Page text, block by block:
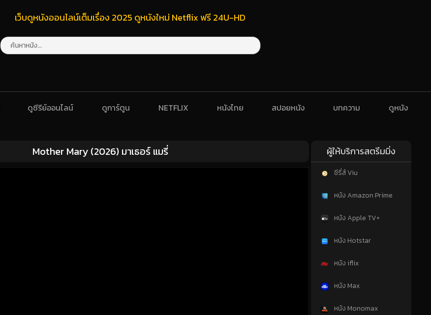
เว็บดูหนังออนไลน์เต็มเรื่อง 2025 ดูหนังใหม่ Netflix ฟรี 24U-HD
ดูซีรีย์ออนไลน์ ดูการ์ตูน NETFLIX หนังไทย สปอยหนัง บทความ ดูหนัง
Mother Mary (2026) มาเธอร์ แมรี่ ผู้ให้บริการสตรีมมิ่ง
ซีรี่ส์ Viu
หนัง Amazon Prime
หนัง Apple TV+
หนัง Hotstar
หนัง iflix
หนัง Max
หนัง Monomax